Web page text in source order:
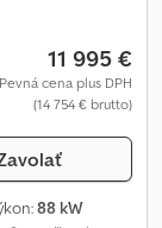
11 995 €
Pevná cena plus DPH
(14 754 € brutto)
88 kW